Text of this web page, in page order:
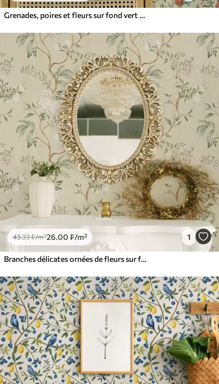
Grenades, poires et fleurs sur fond vert pâle
43.33₣/m²26.00 ₣/m² 1
Branches délicates ornées de fleurs sur fond crème chaud